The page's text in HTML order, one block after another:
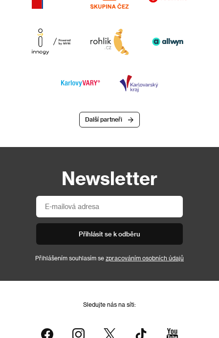
Další partneři
Newsletter
Přihlásit se k odběru
Přihlášením souhlasím se zpracováním osobních údajů
Sledujte nás na síti: